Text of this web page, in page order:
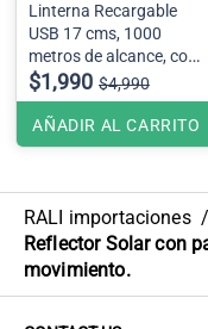
Linterna Recargable
USB 17 cms, 1000
metros de alcance, con
luz de emergencia
$1,990 $4,990
AÑADIR AL CARRITO
RALI importaciones /
Reflector Solar con
movimiento.